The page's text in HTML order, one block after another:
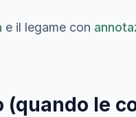
e il legame con
(quando le